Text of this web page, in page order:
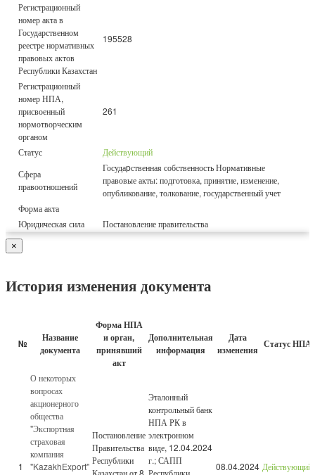
Регистрационный
номер акта в
Государственном
реестре нормативных
правовых актов
Республики Казахстан
195528
Регистрационный
номер НПА,
присвоенный
нормотворческим
органом
261
Статус
Действующий
Сфера
правоотношений
Госудаpственная собственность Нормативные
правовые акты: подготовка, принятие, изменение,
опубликование, толкование, государственный учет
Форма акта
Юридическая сила
Постановление правительства
×
История изменения документа
№
Название
документа
Форма НПА
и орган,
принявший
акт
Дополнительная
информация
Дата
изменения Статус НПА
1
О некоторых
вопросах
акционерного
общества
"Экспортная
страховая
компания
"KazakhExport"
Постановление
Правительства
Республики
Эталонный
контрольный банк
НПА РК в
электронном
виде, 12.04.2024
г.; САПП
08.04.2024 Действующий